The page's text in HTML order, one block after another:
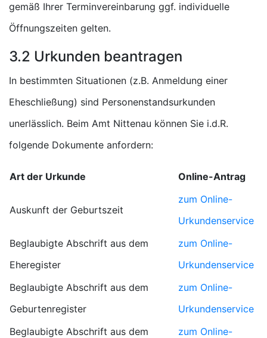
gemäß Ihrer Terminvereinbarung ggf. individuelle
Öffnungszeiten gelten.
3.2 Urkunden beantragen
In bestimmten Situationen (z.B. Anmeldung einer
Eheschließung) sind Personenstandsurkunden
unerlässlich. Beim Amt Nittenau können Sie i.d.R.
folgende Dokumente anfordern:
Art der Urkunde Online-Antrag
Auskunft der Geburtszeit
zum Online-
Urkundenservice
Beglaubigte Abschrift aus dem
Eheregister
zum Online-
Urkundenservice
Beglaubigte Abschrift aus dem
Geburtenregister
zum Online-
Urkundenservice
Beglaubigte Abschrift aus dem
zum Online-